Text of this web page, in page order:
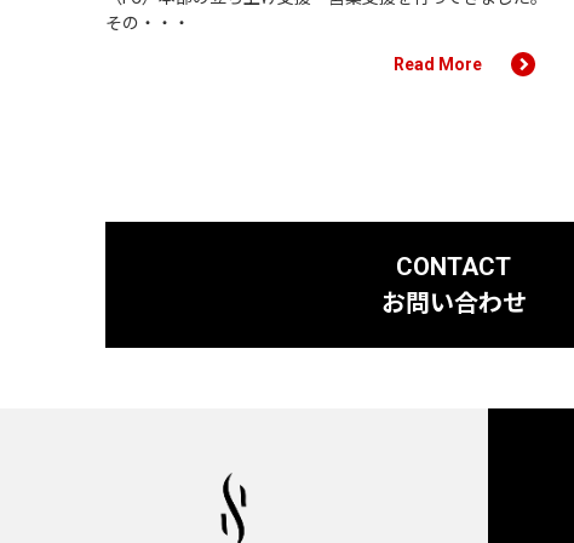
その・・・
Read More
CONTACT
お問い合わせ